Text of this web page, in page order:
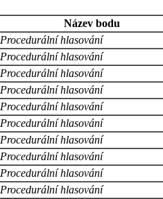
Název bodu
Procedurální hlasování
Procedurální hlasování
Procedurální hlasování
Procedurální hlasování
Procedurální hlasování
Procedurální hlasování
Procedurální hlasování
Procedurální hlasování
Procedurální hlasování
Procedurální hlasování